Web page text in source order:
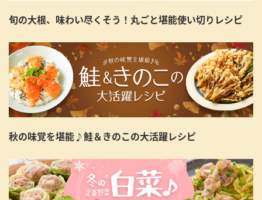
旬の大根、味わい尽くそう！丸ごと堪能使い切りレシピ
秋の味覚を堪能♪鮭＆きのこの大活躍レシピ